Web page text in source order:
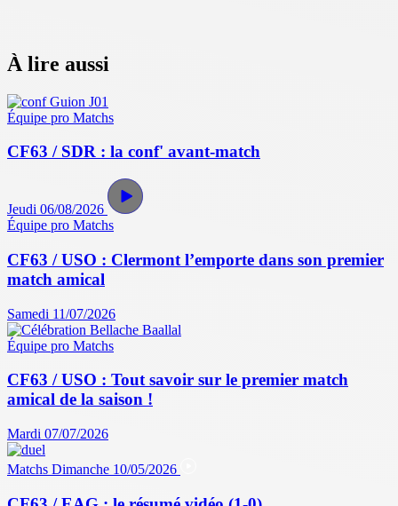
À lire aussi
Équipe pro Matchs
CF63 / SDR : la conf' avant-match
Jeudi 06/08/2026
Équipe pro Matchs
CF63 / USO : Clermont l’emporte dans son premier
match amical
Samedi 11/07/2026
Équipe pro Matchs
CF63 / USO : Tout savoir sur le premier match
amical de la saison !
Mardi 07/07/2026
Matchs Dimanche 10/05/2026